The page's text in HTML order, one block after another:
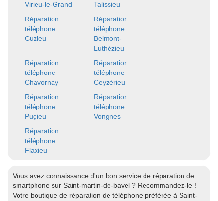
Virieu-le-Grand
Talissieu
Réparation
téléphone
Cuzieu
Réparation
téléphone
Belmont-
Luthézieu
Réparation
téléphone
Chavornay
Réparation
téléphone
Ceyzérieu
Réparation
téléphone
Pugieu
Réparation
téléphone
Vongnes
Réparation
téléphone
Flaxieu
Vous avez connaissance d'un bon service de réparation de
smartphone sur Saint-martin-de-bavel ? Recommandez-le !
Votre boutique de réparation de téléphone préférée à Saint-